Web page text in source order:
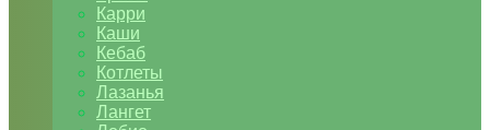
Карри
Каши
Кебаб
Котлеты
Лазанья
Лангет